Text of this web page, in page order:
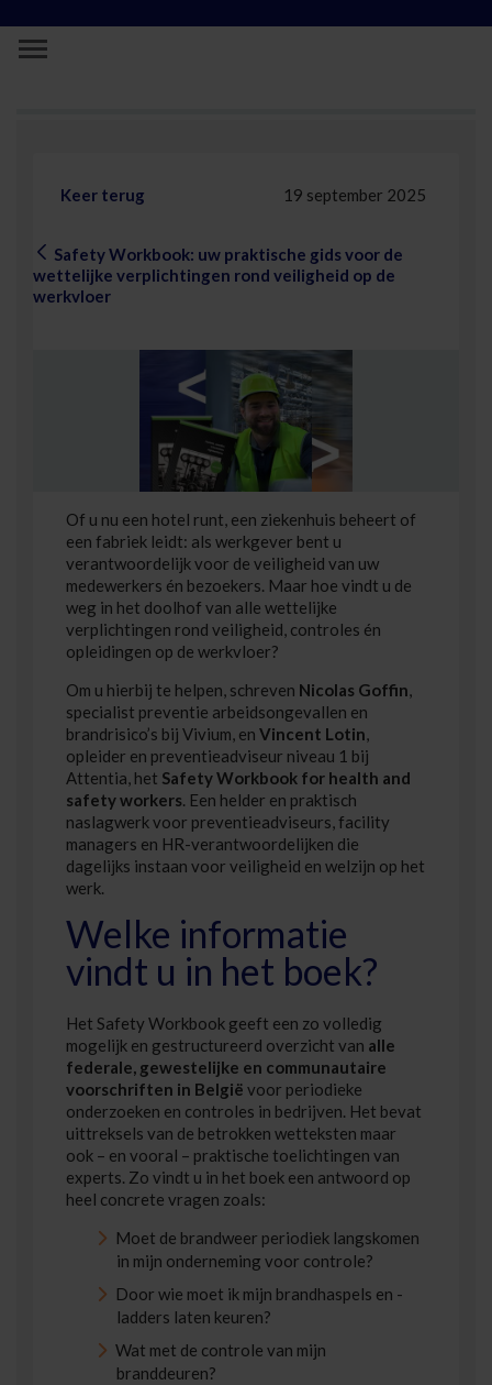
Safety Workbook: uw praktische gids
Keer terug
Safety Workbook: uw praktische gids voor de
wettelijke verplichtingen rond veiligheid op de
werkvloer
19 september 2025
Of u nu een hotel runt, een ziekenhuis beheert of
een fabriek leidt: als werkgever bent u
verantwoordelijk voor de veiligheid van uw
medewerkers én bezoekers. Maar hoe vindt u de
weg in het doolhof van alle wettelijke
verplichtingen rond veiligheid, controles én
opleidingen op de werkvloer?
Om u hierbij te helpen, schreven Nicolas Goffin,
specialist preventie arbeidsongevallen en
brandrisico’s bij Vivium, en Vincent Lotin,
opleider en preventieadviseur niveau 1 bij
Attentia, het Safety Workbook for health and
safety workers. Een helder en praktisch
naslagwerk voor preventieadviseurs, facility
managers en HR-verantwoordelijken die
dagelijks instaan voor veiligheid en welzijn op het
werk.
Welke informatie
vindt u in het boek?
Het Safety Workbook geeft een zo volledig
mogelijk en gestructureerd overzicht van alle
federale, gewestelijke en communautaire
voorschriften in België voor periodieke
onderzoeken en controles in bedrijven. Het bevat
uittreksels van de betrokken wetteksten maar
ook – en vooral – praktische toelichtingen van
experts. Zo vindt u in het boek een antwoord op
heel concrete vragen zoals:
Moet de brandweer periodiek langskomen
in mijn onderneming voor controle?
Door wie moet ik mijn brandhaspels en -
ladders laten keuren?
Wat met de controle van mijn
branddeuren?